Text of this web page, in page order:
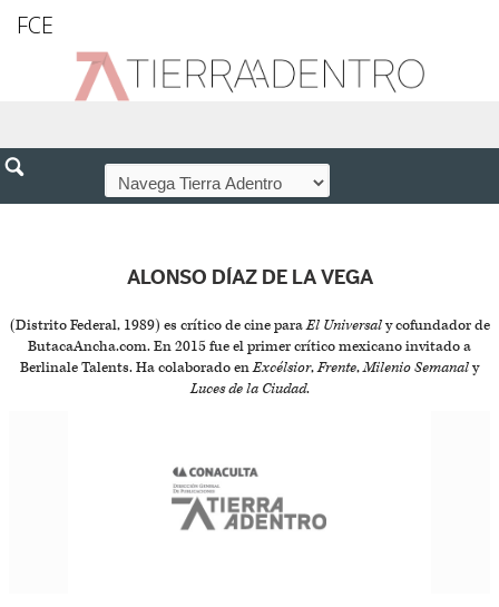
FCE
ALONSO DÍAZ DE LA VEGA
(Distrito Federal, 1989) es crítico de cine paraEl Universaly cofundador de
ButacaAncha.com. En 2015 fue el primer crítico mexicano invitado a
Berlinale Talents. Ha colaborado enExcélsior,Frente,Milenio Semanaly
Luces de la Ciudad.